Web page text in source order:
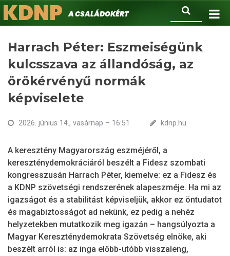
Ugrás
a
Keresés
KDNPA családokért.
Harrach Péter: Eszmeiségünk
kulcsszava az állandóság, az
örökérvényű normák
képviselete
2026. június 14., vasárnap – 16:51 kdnp.hu
A keresztény Magyarország eszméjéről, a
kereszténydemokráciáról beszélt a Fidesz szombati
kongresszusán Harrach Péter, kiemelve: ez a Fidesz és
a KDNP szövetségi rendszerének alapeszméje. Ha mi az
igazságot és a stabilitást képviseljük, akkor ez öntudatot
és magabiztosságot ad nekünk, ez pedig a nehéz
helyzetekben mutatkozik meg igazán – hangsúlyozta a
Magyar Kereszténydemokrata Szövetség elnöke, aki
beszélt arról is: az inga előbb-utóbb visszaleng,